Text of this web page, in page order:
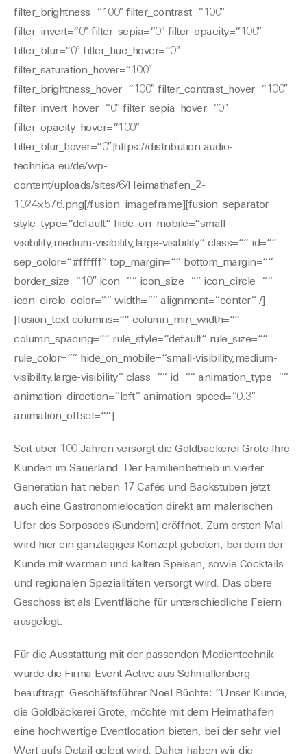
filter_brightness=“100″ filter_contrast=“100″
filter_invert=“0″ filter_sepia=“0″ filter_opacity=“100″
filter_blur=“0″ filter_hue_hover=“0″
filter_saturation_hover=“100″
filter_brightness_hover=“100″ filter_contrast_hover=“100″
filter_invert_hover=“0″ filter_sepia_hover=“0″
filter_opacity_hover=“100″
filter_blur_hover=“0″]https://distribution.audio-
technica.eu/de/wp-
content/uploads/sites/6/Heimathafen_2-
1024×576.png[/fusion_imageframe][fusion_separator
style_type=“default“ hide_on_mobile=“small-
visibility,medium-visibility,large-visibility“ class=““ id=““
sep_color=“#ffffff“ top_margin=““ bottom_margin=““
border_size=“10″ icon=““ icon_size=““ icon_circle=““
icon_circle_color=““ width=““ alignment=“center“ /]
[fusion_text columns=““ column_min_width=““
column_spacing=““ rule_style=“default“ rule_size=““
rule_color=““ hide_on_mobile=“small-visibility,medium-
visibility,large-visibility“ class=““ id=““ animation_type=““
animation_direction=“left“ animation_speed=“0.3″
animation_offset=““]
Seit über 100 Jahren versorgt die Goldbäckerei Grote Ihre
Kunden im Sauerland. Der Familienbetrieb in vierter
Generation hat neben 17 Cafés und Backstuben jetzt
auch eine Gastronomielocation direkt am malerischen
Ufer des Sorpesees (Sundern) eröffnet. Zum ersten Mal
wird hier ein ganztägiges Konzept geboten, bei dem der
Kunde mit warmen und kalten Speisen, sowie Cocktails
und regionalen Spezialitäten versorgt wird. Das obere
Geschoss ist als Eventfläche für unterschiedliche Feiern
ausgelegt.
Für die Ausstattung mit der passenden Medientechnik
wurde die Firma Event Active aus Schmallenberg
beauftragt. Geschäftsführer Noel Büchte: “Unser Kunde,
die Goldbäckerei Grote, möchte mit dem Heimathafen
eine hochwertige Eventlocation bieten, bei der sehr viel
Wert aufs Detail gelegt wird. Daher haben wir die